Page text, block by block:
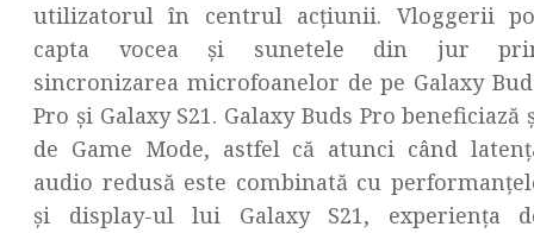
utilizatorul în centrul acțiunii. Vloggerii
capta vocea și sunetele din jur
sincronizarea microfoanelor de pe Galaxy
Pro și Galaxy S21. Galaxy Buds Pro beneficiază
de Game Mode, astfel că atunci când
audio redusă este combinată cu
și display-ul lui Galaxy S21, experiența